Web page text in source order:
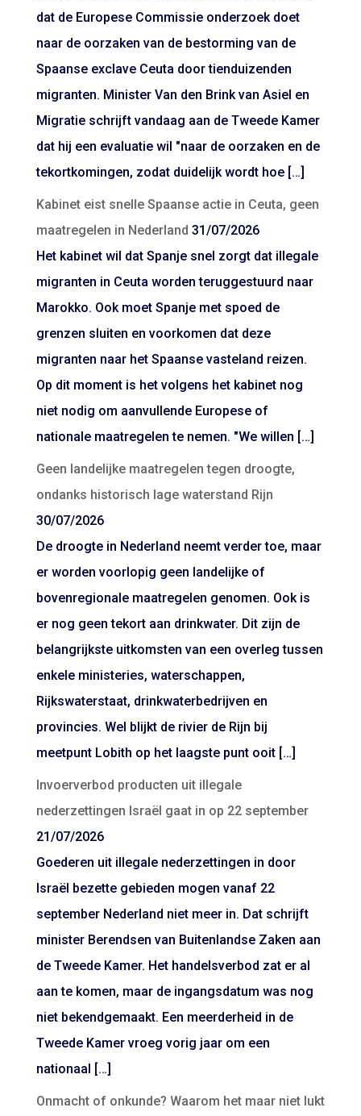
dat de Europese Commissie onderzoek doet
naar de oorzaken van de bestorming van de
Spaanse exclave Ceuta door tienduizenden
migranten. Minister Van den Brink van Asiel en
Migratie schrijft vandaag aan de Tweede Kamer
dat hij een evaluatie wil "naar de oorzaken en de
tekortkomingen, zodat duidelijk wordt hoe […]
Kabinet eist snelle Spaanse actie in Ceuta, geen
maatregelen in Nederland 31/07/2026
Het kabinet wil dat Spanje snel zorgt dat illegale
migranten in Ceuta worden teruggestuurd naar
Marokko. Ook moet Spanje met spoed de
grenzen sluiten en voorkomen dat deze
migranten naar het Spaanse vasteland reizen.
Op dit moment is het volgens het kabinet nog
niet nodig om aanvullende Europese of
nationale maatregelen te nemen. "We willen […]
Geen landelijke maatregelen tegen droogte,
ondanks historisch lage waterstand Rijn
30/07/2026
De droogte in Nederland neemt verder toe, maar
er worden voorlopig geen landelijke of
bovenregionale maatregelen genomen. Ook is
er nog geen tekort aan drinkwater. Dit zijn de
belangrijkste uitkomsten van een overleg tussen
enkele ministeries, waterschappen,
Rijkswaterstaat, drinkwaterbedrijven en
provincies. Wel blijkt de rivier de Rijn bij
meetpunt Lobith op het laagste punt ooit […]
Invoerverbod producten uit illegale
nederzettingen Israël gaat in op 22 september
21/07/2026
Goederen uit illegale nederzettingen in door
Israël bezette gebieden mogen vanaf 22
september Nederland niet meer in. Dat schrijft
minister Berendsen van Buitenlandse Zaken aan
de Tweede Kamer. Het handelsverbod zat er al
aan te komen, maar de ingangsdatum was nog
niet bekendgemaakt. Een meerderheid in de
Tweede Kamer vroeg vorig jaar om een
nationaal […]
Onmacht of onkunde? Waarom het maar niet lukt